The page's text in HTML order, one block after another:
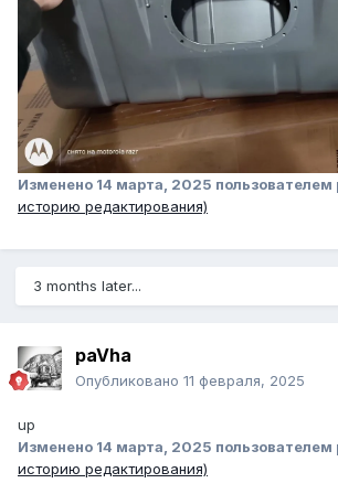
Изменено 14 марта, 2025 пользователем
историю редактирования)
3 months later...
paVha
Опубликовано 11 февраля, 2025
up
Изменено 14 марта, 2025 пользователем
историю редактирования)